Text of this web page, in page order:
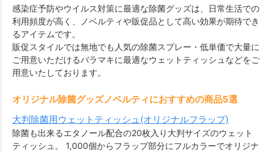
感染症予防やウイルス対策に最適な除菌グッズは、日常生活での
利用頻度が高く、ノベルティや販促品として高い効果が期待でき
るアイテムです。
販促スタイルでは無地でも人気の除菌スプレー・低単価で大量に
ご用意いただけるバラマキに最適なウェットティッシュなどをご
用意いたしております。
オリジナル除菌グッズノベルティにおすすめの商品5選
大判除菌用ウェットティッシュ(オリジナルフラップ)
除菌も出来るエタノール配合の20枚入り大判サイズのウェット
ティッシュ。 1,000個からフラップ部分にフルカラーでオリジナ